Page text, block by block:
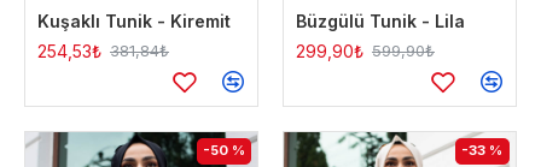
Kuşaklı Tunik - Kiremit
254,53₺ 381,84₺
Büzgülü Tunik - Lila
299,90₺ 599,90₺
-50 % -33 %